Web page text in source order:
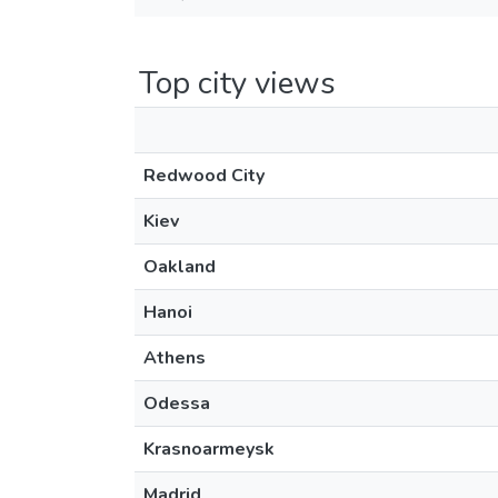
Top city views
Redwood City
Kiev
Oakland
Hanoi
Athens
Odessa
Krasnoarmeysk